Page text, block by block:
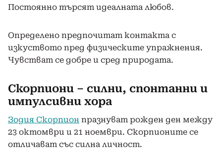
Постоянно търсят идеалната любов.
Определено предпочитат контакта с
изкуството пред физическите упражнения.
Чувстват се добре и сред природата.
Скорпиони – силни, спонтанни и
импулсивни хора
Зодия Скорпион празнуват рожден ден между
23 октомври и 21 ноември. Скорпионите се
отличават със силна личност.